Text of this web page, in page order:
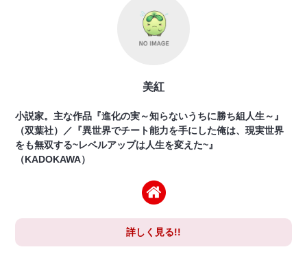
美紅
小説家。主な作品『進化の実～知らないうちに勝ち組人生～』
（双葉社）／『異世界でチート能力を手にした俺は、現実世界
をも無双する~レベルアップは人生を変えた~』
（KADOKAWA）
詳しく見る!!